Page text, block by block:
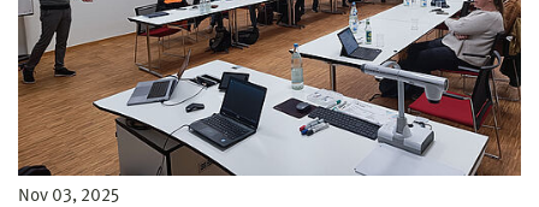
Nov 03, 2025